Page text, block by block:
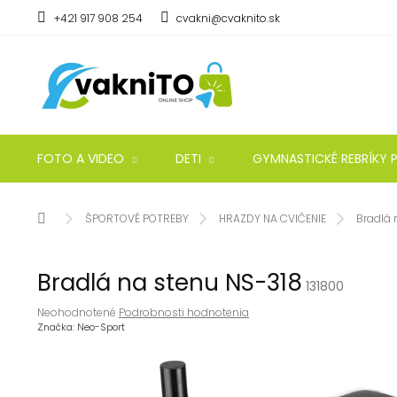
+421 917 908 254 cvakni@cvaknito.sk
FOTO A VIDEO DETI GYMNASTICKÉ REBRÍKY
DomovŠPORTOVÉ POTREBY HRAZDY NA CVIČENIE Bradlá
Bradlá na stenu NS-318 131800
Priemerné
hodnotenie
Neohodnotené Podrobnosti hodnotenia
Značka: Neo-Sport